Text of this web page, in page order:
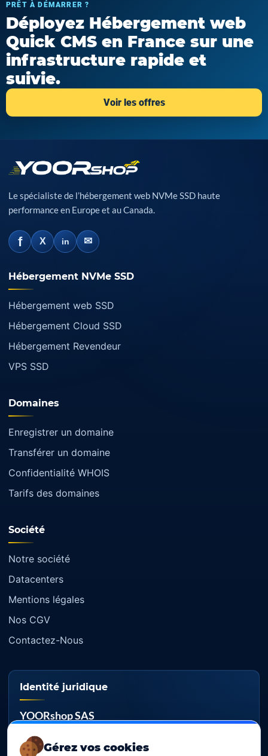
Gérez vos cookies
PRÊT À DÉMARRER ?
Déployez Hébergement web
Quick CMS en France sur une
infrastructure rapide et
suivie.
Voir les offres
Le spécialiste de l’hébergement web NVMe SSD haute
performance en Europe et au Canada.
f X in ✉
Hébergement NVMe SSD
Hébergement web SSD
Hébergement Cloud SSD
Hébergement Revendeur
VPS SSD
Domaines
Enregistrer un domaine
Transférer un domaine
Confidentialité WHOIS
Tarifs des domaines
Société
Notre société
Datacenters
Mentions légales
Nos CGV
Contactez-Nous
Identité juridique
YOORshop SAS
RCS